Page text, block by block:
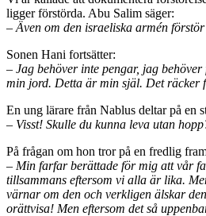
ligger förstörda. Abu Salim säger:
– Även om den israeliska armén
Sonen Hani fortsätter:
– Jag behöver inte pengar, jag
min jord. Detta är min själ. Det räcker
En ung lärare från Nablus deltar på en
– Visst! Skulle du kunna leva utan
På frågan om hon tror på en fredlig
– Min farfar berättade för mig att vår
tillsammans eftersom vi alla är lika.
värnar om den och verkligen älskar
orättvisa! Men eftersom det så